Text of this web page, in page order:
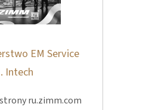
EM Service
Intech
ru.zimm.com